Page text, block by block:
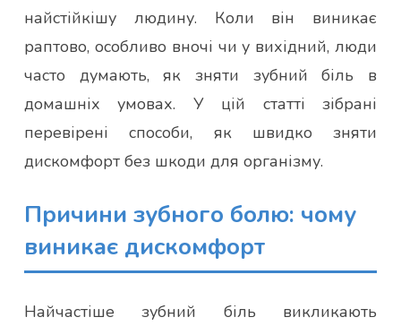
найстійкішу людину. Коли він виникає
раптово, особливо вночі чи у вихідний, люди
часто думають, як зняти зубний біль в
домашніх умовах. У цій статті зібрані
перевірені способи, як швидко зняти
дискомфорт без шкоди для організму.
Причини зубного болю: чому
виникає дискомфорт
Найчастіше зубний біль викликають